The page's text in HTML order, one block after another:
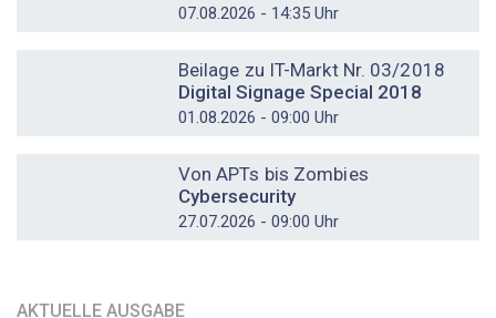
07.08.2026 - 14:35 Uhr
Beilage zu IT-Markt Nr. 03/2018
Digital Signage Special 2018
01.08.2026 - 09:00 Uhr
Von APTs bis Zombies
Cybersecurity
27.07.2026 - 09:00 Uhr
AKTUELLE AUSGABE